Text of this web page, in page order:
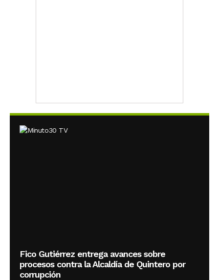
Fico Gutiérrez entrega avances sobre
procesos contra la Alcaldía de Quintero por
corrupción